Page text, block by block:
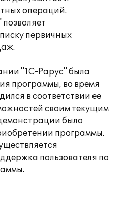
операций.
первичных
"1С-Рарус" была
программы, во время
в соответствии ее
своим текущим
было
программы.
пользователя по